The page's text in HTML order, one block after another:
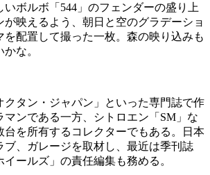
いボルボ「544」のフェンダーの盛り上
が映えるよう、朝日と空のグラデーショ
を配置して撮った一枚。森の映り込みも
な。
クタン・ジャパン」といった専門誌で作
マンである一方、シトロエン「SM」な
台を所有するコレクターでもある。日本
ブ、ガレージを取材し、最近は季刊誌
イールズ」の責任編集も務める。